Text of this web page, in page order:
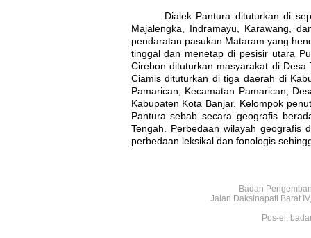
Dialek Pantura dituturkan di
Majalengka, Indramayu, Karawang,
pendaratan pasukan Mataram yang
tinggal dan menetap di pesisir utara
Cirebon dituturkan masyarakat di
Ciamis dituturkan di tiga daerah di
Pamarican, Kecamatan Pamarican;
Kabupaten Kota Banjar. Kelompok
Pantura sebab secara geografis
Tengah. Perbedaan wilayah geografis
perbedaan leksikal dan fonologis
Badan
Jalan Daksinapati Barat
Pos-el: